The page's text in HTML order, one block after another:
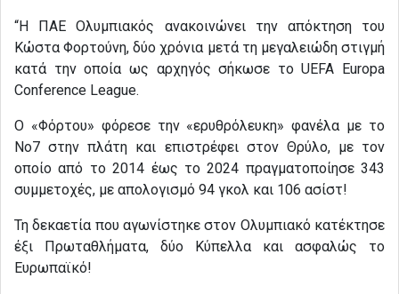
“Η ΠΑΕ Ολυμπιακός ανακοινώνει την απόκτηση του
Κώστα Φορτούνη, δύο χρόνια μετά τη μεγαλειώδη στιγμή
κατά την οποία ως αρχηγός σήκωσε το UEFA Europa
Conference League.
Ο «Φόρτου» φόρεσε την «ερυθρόλευκη» φανέλα με το
Νο7 στην πλάτη και επιστρέφει στον Θρύλο, με τον
οποίο από το 2014 έως το 2024 πραγματοποίησε 343
συμμετοχές, με απολογισμό 94 γκολ και 106 ασίστ!
Τη δεκαετία που αγωνίστηκε στον Ολυμπιακό κατέκτησε
έξι Πρωταθλήματα, δύο Κύπελλα και ασφαλώς το
Ευρωπαϊκό!